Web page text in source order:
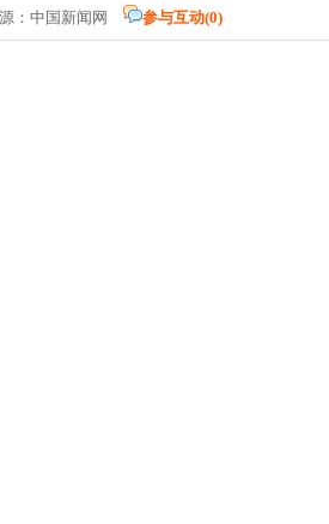
： 中国新闻网 参与互动(0)